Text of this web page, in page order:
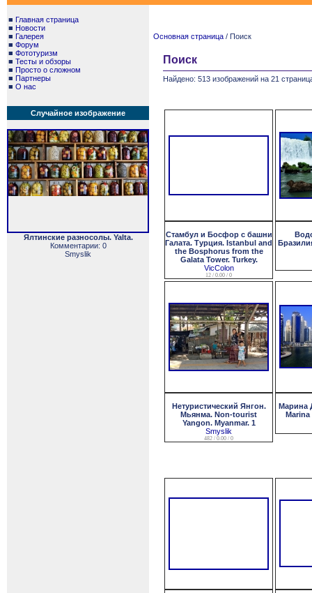
■ Главная страница
■ Новости
■ Галерея
■ Форум
■ Фототуризм
■ Тесты и обзоры
■ Просто о сложном
■ Партнеры
■ О нас
Случайное изображение
Ялтинские разносолы. Yalta.
Комментарии: 0
Smyslik
Основная страница / Поиск
Поиск
Найдено: 513 изображений на 21
Стамбул и Босфор с башни
Галата. Турция. Istanbul and
the Bosphorus from the
Galata Tower. Turkey.
VicColon
12 / 0.00 / 0
Нетуристический Янгон.
Мьянма. Non-tourist
Yangon. Myanmar. 1
Smyslik
482 / 0.00 / 0
Марина
Marina